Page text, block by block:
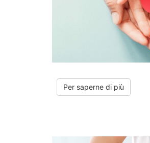
Per saperne di più